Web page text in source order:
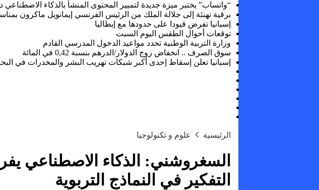
“واتساب” يختبر ميزة جديدة لتمييز المحتوى المنشأ بالذكاء الاصطناعي
برقية تهنئة إلى جلالة الملك من الرئيس الفرنسي إيمانويل ماكرون
إسبانيا تفرض قيودا على حدودها مع إيطاليا
توقعات أحوال الطقس اليوم السبت
وزارة التربية الوطنية تحدد مواعيد الدخول المدرسي القادم
سوق الصرف .. انخفاض زوج الدولار/الدرهم بنسبة 0,42 في المائة
إسبانيا تعلن إسقاط إحدى أكبر شبكات تهريب البشر والمخدرات في
الرئيسية علوم و تكنولوجيا
السغروشني: الذكاء الاصطناعي
التفكير في النماذج التربوية